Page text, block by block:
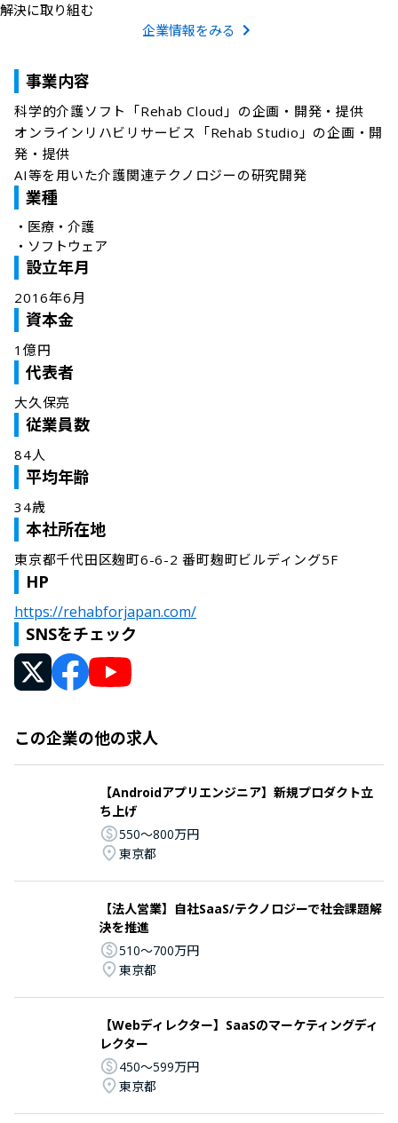
解決に取り組む
企業情報をみる
事業内容
科学的介護ソフト「Rehab Cloud」の企画・開発・提供
オンラインリハビリサービス「Rehab Studio」の企画・開
発・提供
AI等を用いた介護関連テクノロジーの研究開発
業種
・ 医療・介護
・ ソフトウェア
設立年月
2016年6月
資本金
1億円
代表者
大久保亮
従業員数
84人
平均年齢
34歳
本社所在地
東京都千代田区麹町6-6-2 番町麹町ビルディング5F
HP
https://rehabforjapan.com/
SNSをチェック
この企業の他の求人
【Androidアプリエンジニア】新規プロダクト立
ち上げ
550〜800万円
東京都
【法人営業】自社SaaS/テクノロジーで社会課題解
決を推進
510〜700万円
東京都
【Webディレクター】SaaSのマーケティングディ
レクター
450〜599万円
東京都